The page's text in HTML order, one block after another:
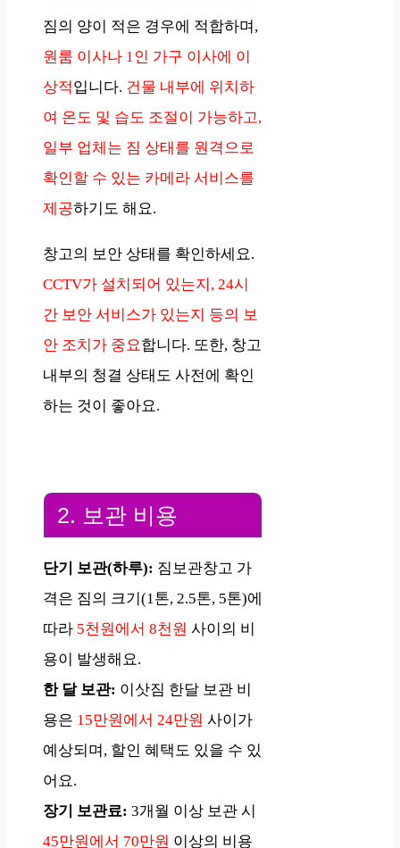
짐의 양이 적은 경우에 적합하며,
원룸 이사나 1인 가구 이사에 이
상적입니다. 건물 내부에 위치하
여 온도 및 습도 조절이 가능하고,
일부 업체는 짐 상태를 원격으로
확인할 수 있는 카메라 서비스를
제공하기도 해요.
창고의 보안 상태를 확인하세요.
CCTV가 설치되어 있는지, 24시
간 보안 서비스가 있는지 등의 보
안 조치가 중요합니다. 또한, 창고
내부의 청결 상태도 사전에 확인
하는 것이 좋아요.
2. 보관 비용
단기 보관(하루): 짐보관창고 가
격은 짐의 크기(1톤, 2.5톤, 5톤)에
따라 5천원에서 8천원 사이의 비
용이 발생해요.
한 달 보관: 이삿짐 한달 보관 비
용은 15만원에서 24만원 사이가
예상되며, 할인 혜택도 있을 수 있
어요.
장기 보관료: 3개월 이상 보관 시
45만원에서 70만원 이상의 비용